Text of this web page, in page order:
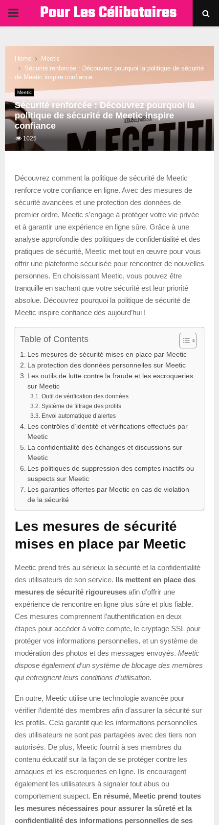
PRIMARY
Home
Meetic
Sécurité renforcée : Découvrez pourquoi la politique de sécurité
de Meetic inspire confiance
Meetic
Sécurité renforcée : Découvrez pourquoi la
politique de sécurité de Meetic inspire
confiance
1025
Découvrez comment la politique de sécurité de Meetic
renforce votre confiance en ligne. Avec des mesures de
sécurité avancées et une protection des données de
premier ordre, Meetic s’engage à protéger votre vie privée
et à garantir une expérience en ligne sûre. Grâce à une
analyse approfondie des politiques de confidentialité et des
pratiques de sécurité, Meetic met tout en œuvre pour vous
offrir une plateforme sécurisée pour rencontrer de nouvelles
personnes. En choisissant Meetic, vous pouvez être
tranquille en sachant que votre sécurité est leur priorité
absolue. Découvrez pourquoi la politique de sécurité de
Meetic inspire confiance dès aujourd’hui !
Table of Contents
Les mesures de sécurité mises en place par Meetic
La protection des données personnelles sur Meetic
Les outils de lutte contre la fraude et les escroqueries
sur Meetic
Outil de vérification des données
Système de filtrage des profils
Envoi automatique d’alertes
Les contrôles d’identité et vérifications effectués par
Meetic
La confidentialité des échanges et discussions sur
Meetic
Les politiques de suppression des comptes inactifs ou
suspects sur Meetic
Les garanties offertes par Meetic en cas de violation
de la sécurité
Les mesures de sécurité
mises en place par Meetic
Meetic prend très au sérieux la sécurité et la confidentialité
des utilisateurs de son service. Ils mettent en place des
mesures de sécurité rigoureuses afin d’offrir une
expérience de rencontre en ligne plus sûre et plus fiable.
Ces mesures comprennent l’authentification en deux
étapes pour accéder à votre compte, le cryptage SSL pour
protéger vos informations personnelles, et un système de
modération des photos et des messages envoyés. Meetic
dispose également d’un système de blocage des membres
qui enfreignent leurs conditions d’utilisation.
En outre, Meetic utilise une technologie avancée pour
vérifier l’identité des membres afin d’assurer la sécurité sur
les profils. Cela garantit que les informations personnelles
des utilisateurs ne sont pas partagées avec des tiers non
autorisés. De plus, Meetic fournit à ses membres du
contenu éducatif sur la façon de se protéger contre les
arnaques et les escroqueries en ligne. Ils encouragent
également les utilisateurs à signaler tout abus ou
comportement suspect. En résumé, Meetic prend toutes
les mesures nécessaires pour assurer la sûreté et la
confidentialité des informations personnelles de ses